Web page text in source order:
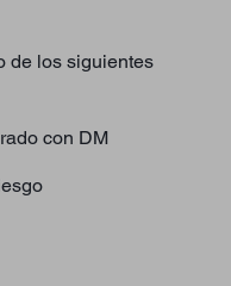
de los siguientes
con DM